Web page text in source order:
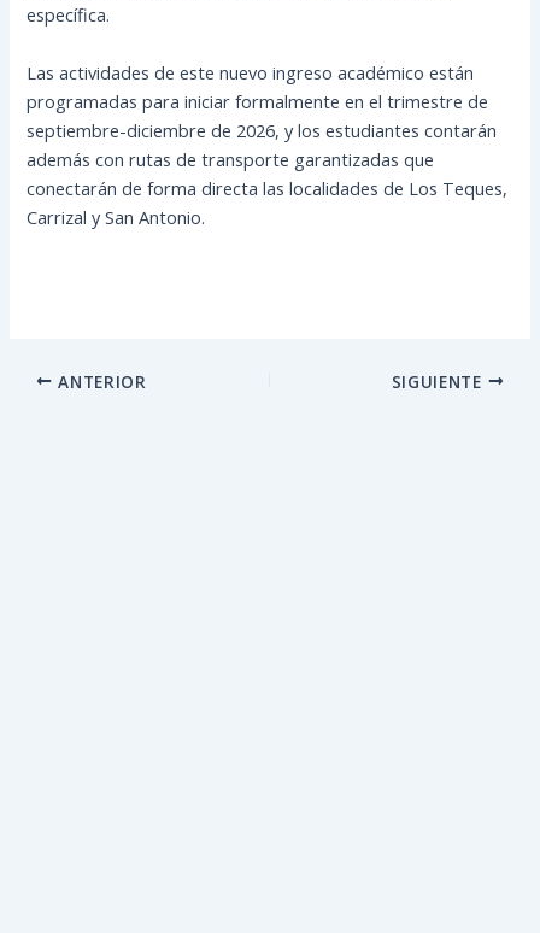
específica.
Las actividades de este nuevo ingreso académico están
programadas para iniciar formalmente en el trimestre de
septiembre-diciembre de 2026, y los estudiantes contarán
además con rutas de transporte garantizadas que
conectarán de forma directa las localidades de Los Teques,
Carrizal y San Antonio.
ANTERIOR SIGUIENTE